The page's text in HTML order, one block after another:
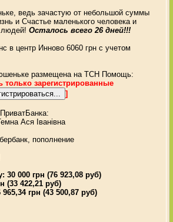
ведь зачастую от небольшой суммы
и Счастье маленького человека и
людей!Осталось всего 26 дней!!!
в центр Инново 6060 грн с учетом
размещена на ТСН Помощь:
только зарегистрированные
]
Ася Іванівна
пополнение
000 грн (76 923,08 руб)
(33 422,21 руб)
грн (43 500,87 руб)